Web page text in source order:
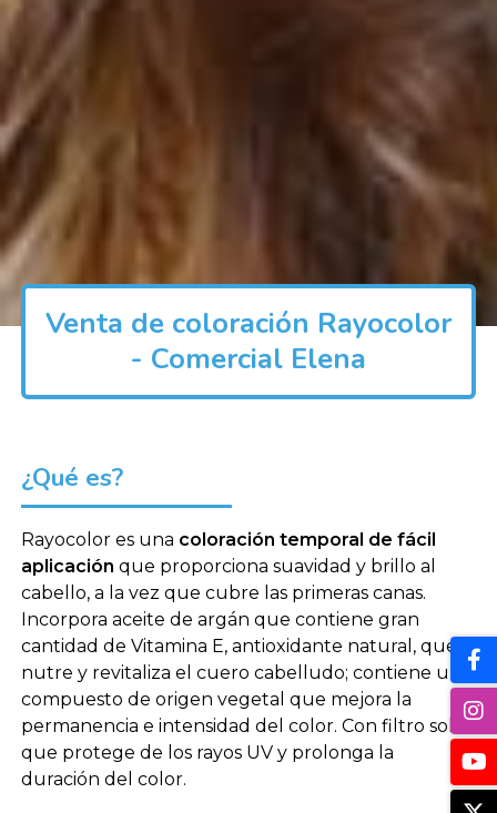
Venta de coloración Rayocolor
- Comercial Elena
¿Qué es?
Rayocolor es una coloración temporal de fácil
aplicación que proporciona suavidad y brillo al
cabello, a la vez que cubre las primeras canas.
Incorpora aceite de argán que contiene gran
cantidad de Vitamina E, antioxidante natural, que
nutre y revitaliza el cuero cabelludo; contiene un
compuesto de origen vegetal que mejora la
permanencia e intensidad del color. Con filtro solar
que protege de los rayos UV y prolonga la
duración del color.